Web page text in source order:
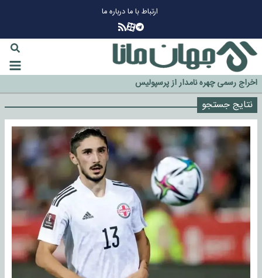
ارتباط با مادرباره ما
گزینه جدایی اوسمار روی میز مدیران پرسپولیس
آیا رئیس جمهور آمریکا قانون را دور می‌زند؟
اخراج رسمی چهره نامدار از پرسپولیس
سازمان اطلاعات سپاه: پروژه دولت ترامپ برای مهار چین، روسیه و اروپا شکست
خورد
نتایج جستجو